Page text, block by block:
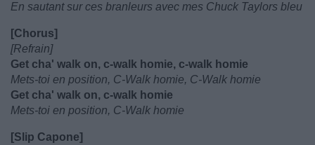
En sautant sur ces branleurs avec mes Chuck Taylors bleu
[Chorus]
[Refrain]
Get cha' walk on, c-walk homie, c-walk homie
Mets-toi en position, C-Walk homie, C-Walk homie
Get cha' walk on, c-walk homie
Mets-toi en position, C-Walk homie
[Slip Capone]